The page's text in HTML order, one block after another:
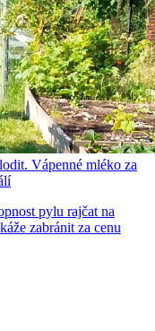
Vápenné mléko za
pylu rajčat na
zabránit za cenu